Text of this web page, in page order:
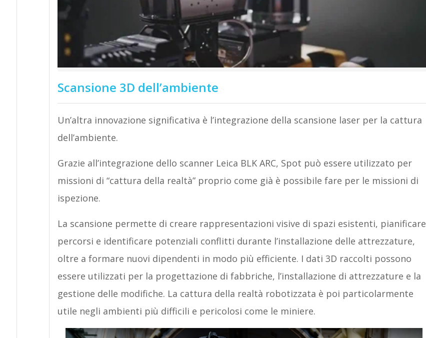
Scansione 3D dell’ambiente
Un’altra innovazione significativa è l’integrazione della scansione laser per la cattura
dell’ambiente.
Grazie all’integrazione dello scanner Leica BLK ARC, Spot può essere utilizzato per
missioni di “cattura della realtà” proprio come già è possibile fare per le missioni di
ispezione.
La scansione permette di creare rappresentazioni visive di spazi esistenti, pianificare
percorsi e identificare potenziali conflitti durante l’installazione delle attrezzature,
oltre a formare nuovi dipendenti in modo più efficiente. I dati 3D raccolti possono
essere utilizzati per la progettazione di fabbriche, l’installazione di attrezzature e la
gestione delle modifiche. La cattura della realtà robotizzata è poi particolarmente
utile negli ambienti più difficili e pericolosi come le miniere.